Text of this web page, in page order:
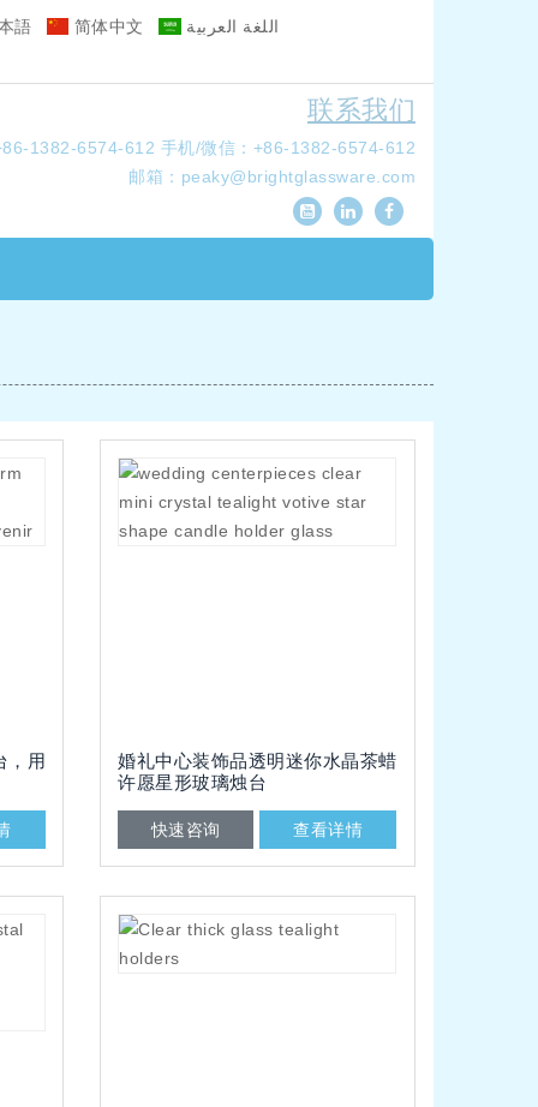
語 简体中文 اللغة العربية
联系我们
1382-6574-612 手机/微信：+86-1382-6574-612
邮箱： peaky@brightglassware.com
，用
婚礼中心装饰品透明迷你水晶茶蜡
许愿星形玻璃烛台
快速咨询 查看详情